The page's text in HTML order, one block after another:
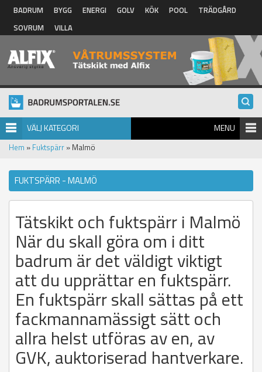
Hoppa till huvudinnehåll
BADRUM BYGG ENERGI GOLV KÖK POOL
TRÄDGÅRD
SOVRUM
VILLA
VÄLJ KATEGORI MENU
Hem » Fuktspärr » Malmö
FUKTSPÄRR - MALMÖ
Tätskikt och fuktspärr i Malmö
När du skall göra om i ditt
badrum är det väldigt viktigt
att du upprättar en fuktspärr.
En fuktspärr skall sättas på ett
fackmannamässigt sätt och
allra helst utföras av en, av
GVK, auktoriserad hantverkare.